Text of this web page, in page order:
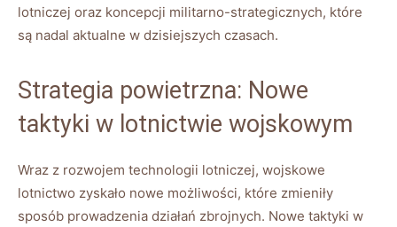
lotniczej oraz koncepcji militarno-strategicznych, które
są nadal aktualne w dzisiejszych czasach.
Strategia powietrzna: Nowe
taktyki w lotnictwie wojskowym
Wraz z rozwojem technologii lotniczej, wojskowe
lotnictwo zyskało nowe możliwości, które zmieniły
sposób prowadzenia działań zbrojnych. Nowe taktyki w